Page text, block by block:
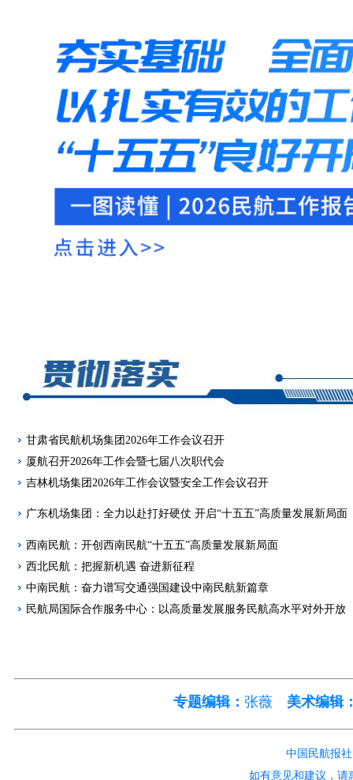
甘肃省民航机场集团2026年工作会议召开
厦航召开2026年工作会暨七届八次职代会
吉林机场集团2026年工作会议暨安全工作会议召开
广东机场集团：全力以赴打好硬仗 开启“十五五”高质量发展新局面
西南民航：开创西南民航“十五五”高质量发展新局面
西北民航：把握新机遇 奋进新征程
中南民航：奋力谱写交通强国建设中南民航新篇章
民航局国际合作服务中心：以高质量发展服务民航高水平对外开放
专题编辑： 张薇 美术编辑
中国民航报
如有意见和建议，请